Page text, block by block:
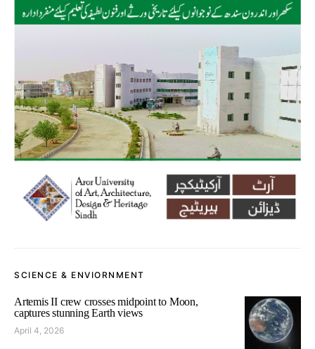
SCIENCE & ENVIORNMENT
Artemis II crew crosses midpoint to Moon,
captures stunning Earth views
April 4, 2026